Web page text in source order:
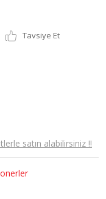
Tavsiye Et
satın alabilirsiniz !!